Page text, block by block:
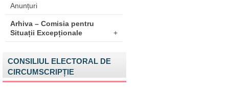
Anunțuri
Arhiva – Comisia pentru
Situații Excepționale
+
CONSILIUL ELECTORAL DE
CIRCUMSCRIPȚIE